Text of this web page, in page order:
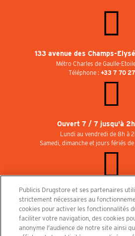
133 avenue des Champs-
Métro Charles de Gaulle-
Téléphone : +33 7 70
Ouvert 7 / 7 jusqu'à
Lundi au vendredi de 8h à
Samedi, dimanche et jours fériés
Rejoignez-nous au
Nous recrutons pour les boutiques, le
Conditions générales de vente
Publicis Drugstore et ses partenaires
strictement nécessaires au
cookies pour activer les fonctionnalités
faciliter votre navigation, des cookies
anonyme l'audience de notre site ainsi